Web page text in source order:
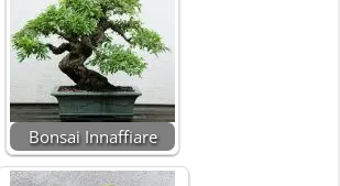
Bonsai Innaffiare